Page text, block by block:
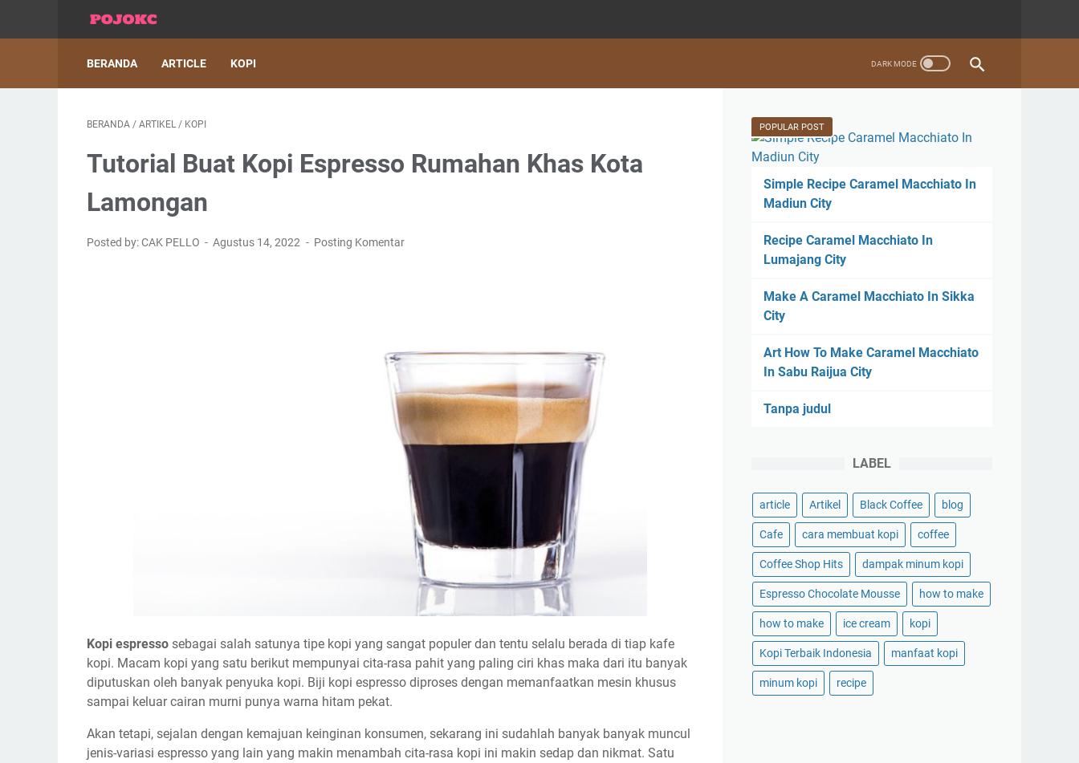
BERANDA ARTICLE KOPI
BERANDA / ARTIKEL / KOPI
Tutorial Buat Kopi Espresso Rumahan Khas Kota
Lamongan
Posted by: CAK PELLO Agustus 14, 2022 Posting Komentar
Kopi espresso sebagai salah satunya tipe kopi yang sangat populer dan tentu selalu berada di tiap kafe
kopi. Macam kopi yang satu berikut mempunyai cita-rasa pahit yang paling ciri khas maka dari itu banyak
diputuskan oleh banyak penyuka kopi. Biji kopi espresso diproses dengan memanfaatkan mesin khusus
sampai keluar cairan murni punya warna hitam pekat.
Akan tetapi, sejalan dengan kemajuan keinginan konsumen, sekarang ini sudahlah banyak banyak muncul
jenis-variasi espresso yang lain yang makin menambah cita-rasa kopi ini makin sedap dan nikmat. Satu
POPULAR POST
Simple Recipe Caramel Macchiato In
Madiun City
Recipe Caramel Macchiato In
Lumajang City
Make A Caramel Macchiato In Sikka
City
Art How To Make Caramel Macchiato
In Sabu Raijua City
Tanpa judul
LABEL
article Artikel Black Coffee blog
Cafe cara membuat kopi coffee
Coffee Shop Hits dampak minum kopi
Espresso Chocolate Mousse how to make
how to make ice cream kopi
Kopi Terbaik Indonesia manfaat kopi
minum kopi recipe